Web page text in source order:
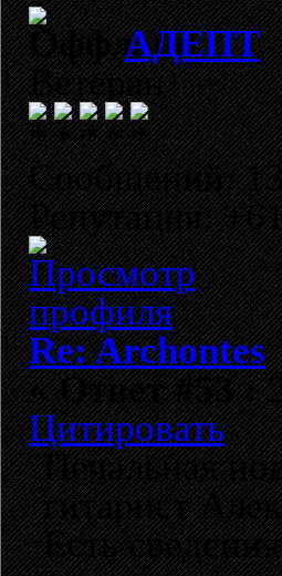
АДЕПТ
Ветеран
Сообщений:
Репутация:
Re: Archontes
«Ответ #53 :
Цитировать
Печальная
гитарист
Есть